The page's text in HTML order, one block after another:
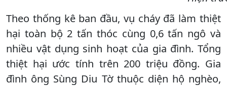
Theo thống kê ban đầu, vụ cháy đã làm thiệt
hại toàn bộ 2 tấn thóc cùng 0,6 tấn ngô và
nhiều vật dụng sinh hoạt của gia đình. Tổng
thiệt hại ước tính trên 200 triệu đồng. Gia
đình ông Sùng Diu Tờ thuộc diện hộ nghèo,